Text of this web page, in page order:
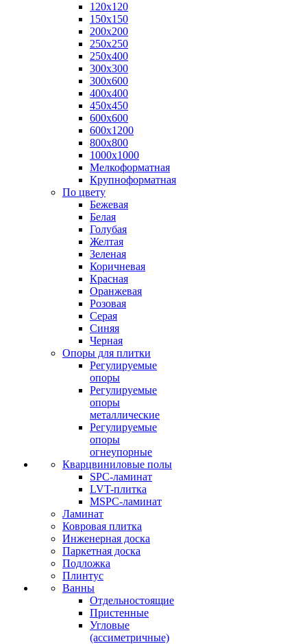
120х120
150х150
200х200
250х250
250х400
300х300
300х600
400х400
450х450
600х600
600х1200
800х800
1000х1000
Мелкоформатная
Крупноформатная
По цвету
Бежевая
Белая
Голубая
Желтая
Зеленая
Коричневая
Красная
Оранжевая
Розовая
Серая
Синяя
Черная
Опоры для плитки
Регулируемые
опоры
Регулируемые
опоры
металлические
Регулируемые
опоры
огнеупорные
Кварцвиниловые полы
SPC-ламинат
LVT-плитка
MSPC-ламинат
Ламинат
Ковровая плитка
Инженерная доска
Паркетная доска
Подложка
Плинтус
Ванны
Отдельностоящие
Пристенные
Угловые
(ассиметричные)